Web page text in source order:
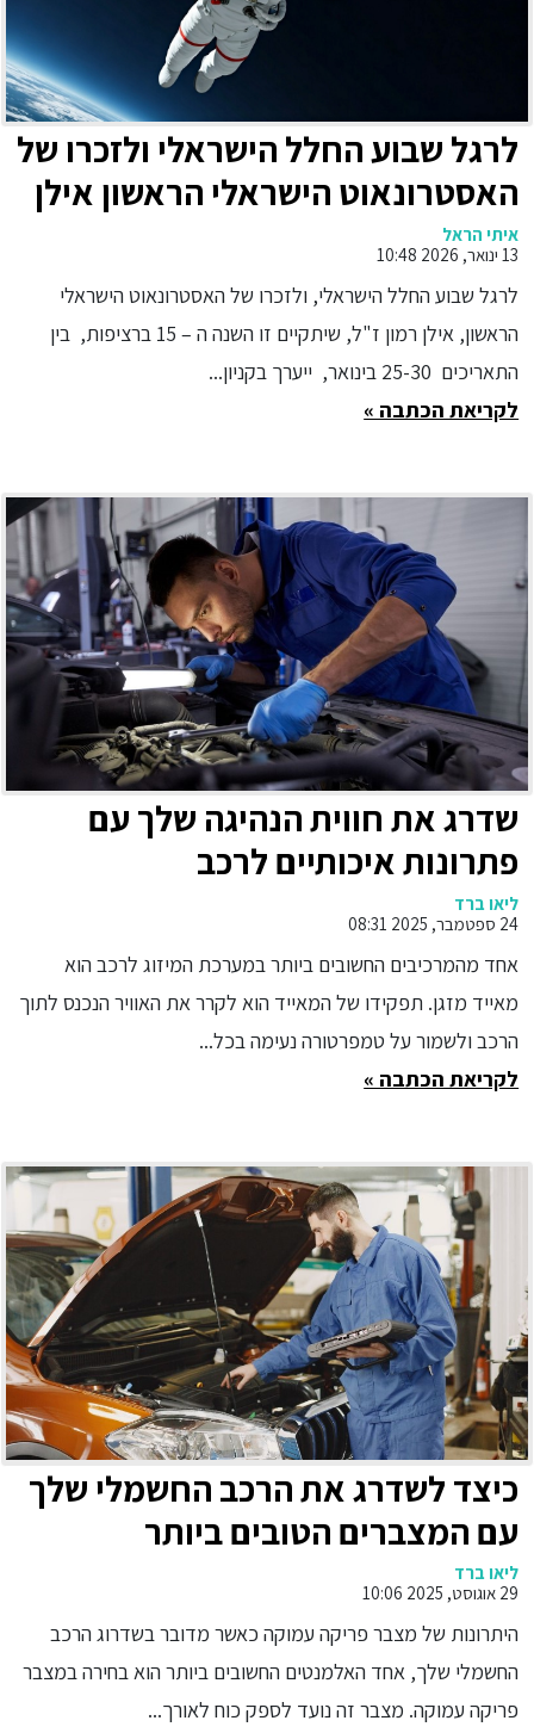
לרגל שבוע החלל הישראלי ולזכרו של
האסטרונאוט הישראלי הראשון אילן
בעופר חדרה בשיתוף עם עיריית
חדרה ועמותת פנאי העיר כל
הפעילויות פתוחות לקהל הרחב -
ללא עלות
איתי הראל
13 ינואר, 2026 10:48
לרגל שבוע החלל הישראלי, ולזכרו של האסטרונאוט הישראלי
הראשון, אילן רמון ז"ל, שיתקיים זו השנה ה – 15 ברציפות, בין
התאריכים 25-30 בינואר, ייערך בקניון...
לקריאת הכתבה »
שדרג את חווית הנהיגה שלך עם
פתרונות איכותיים לרכב
ליאו ברד
24 ספטמבר, 2025 08:31
אחד מהמרכיבים החשובים ביותר במערכת המיזוג לרכב הוא
מאייד מזגן. תפקידו של המאייד הוא לקרר את האוויר הנכנס לתוך
הרכב ולשמור על טמפרטורה נעימה בכל...
לקריאת הכתבה »
כיצד לשדרג את הרכב החשמלי שלך
עם המצברים הטובים ביותר
ליאו ברד
29 אוגוסט, 2025 10:06
היתרונות של מצבר פריקה עמוקה כאשר מדובר בשדרוג הרכב
החשמלי שלך, אחד האלמנטים החשובים ביותר הוא בחירה במצבר
פריקה עמוקה. מצבר זה נועד לספק כוח לאורך...